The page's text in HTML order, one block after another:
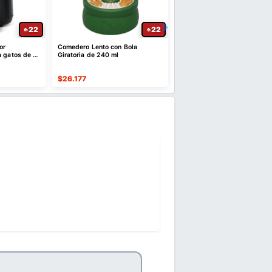
22
gatos de 3
22
Comedero Lento con Bola
Giratoria de 240 ml
$26.177